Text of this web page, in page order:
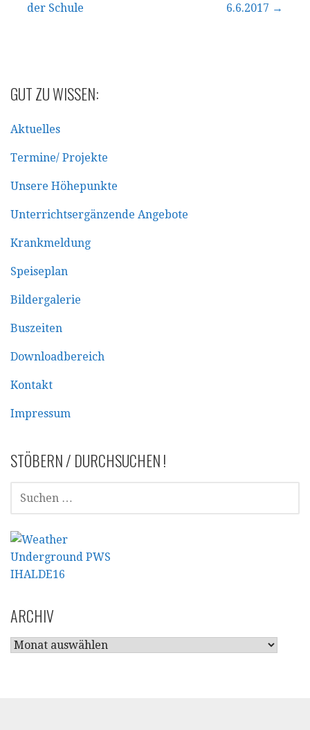
der Schule
6.6.2017 →
GUT ZU WISSEN:
Aktuelles
Termine/ Projekte
Unsere Höhepunkte
Unterrichtsergänzende Angebote
Krankmeldung
Speiseplan
Bildergalerie
Buszeiten
Downloadbereich
Kontakt
Impressum
STÖBERN / DURCHSUCHEN !
SUCHEN
NACH:
ARCHIV
ARCHIV